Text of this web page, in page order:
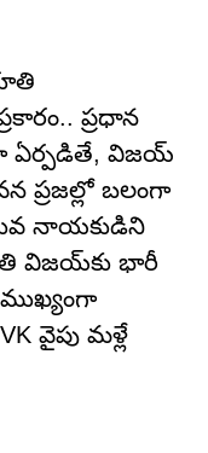
ప్రధాన
ఏర్పడితే, విజయ్
ప్రజల్లో బలంగా
నాయకుడిని
విజయ్‌కు భారీ
ముఖ్యంగా
వైపు మళ్లే